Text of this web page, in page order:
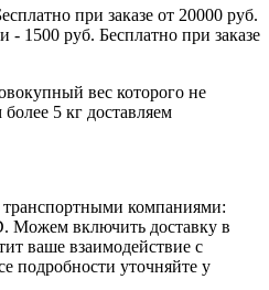
при заказе от 20000 руб.
- 1500 руб. Бесплатно при заказе
вес которого не
5 кг доставляем
компаниями:
включить доставку в
ваше взаимодействие с
подробности уточняйте у